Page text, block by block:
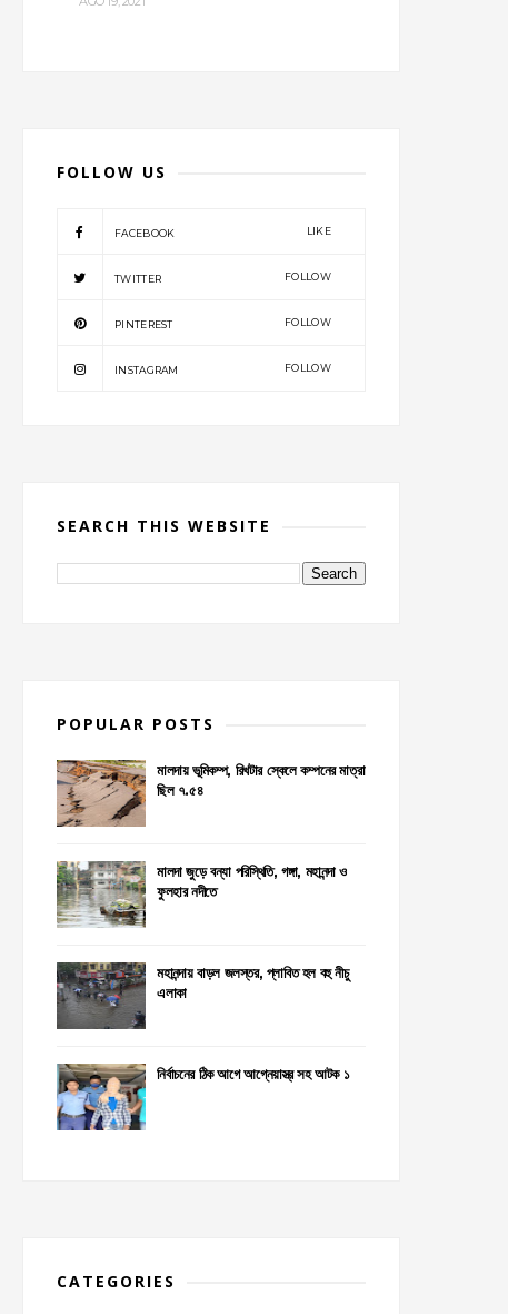
FOLLOW US
FACEBOOK LIKE
TWITTER FOLLOW
PINTEREST FOLLOW
INSTAGRAM FOLLOW
SEARCH THIS WEBSITE
POPULAR POSTS
মালদায় ভূমিকম্প, রিখটার স্কেলে কম্পনের মাত্রা
ছিল ৭.৫৪
মালদা জুড়ে বন্যা পরিস্থিতি, গঙ্গা, মহানন্দা ও
ফুলহার নদীতে
মহানন্দায় বাড়ল জলস্তর, প্লাবিত হল বহু নীচু
এলাকা
নির্বাচনের ঠিক আগে আগ্নেয়াস্ত্র সহ আটক ১
CATEGORIES